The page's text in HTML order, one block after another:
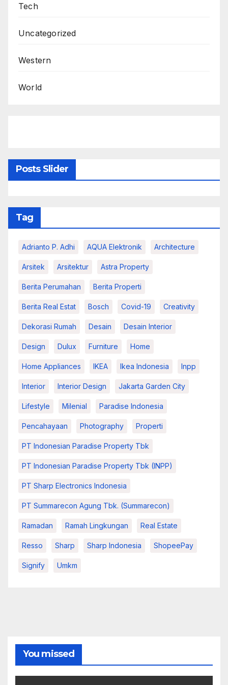
Tech
Uncategorized
Western
World
Posts Slider
Tag
Adrianto P. Adhi AQUA Elektronik Architecture
Arsitek Arsitektur Astra Property
Berita Perumahan Berita Properti
Berita Real Estat Bosch Covid-19 Creativity
Dekorasi Rumah Desain Desain Interior
Design Dulux Furniture Home
Home Appliances IKEA Ikea Indonesia Inpp
Interior Interior Design Jakarta Garden City
Lifestyle Milenial Paradise Indonesia
Pencahayaan Photography Properti
PT Indonesian Paradise Property Tbk
PT Indonesian Paradise Property Tbk (INPP)
PT Sharp Electronics Indonesia
PT Summarecon Agung Tbk. (Summarecon)
Ramadan Ramah Lingkungan Real Estate
Resso Sharp Sharp Indonesia ShopeePay
Signify Umkm
You missed